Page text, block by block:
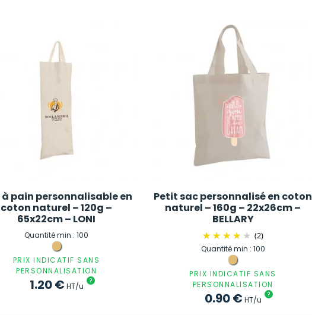
à pain personnalisable en
coton naturel – 120g –
65x22cm – LONI
Quantité min : 100
PRIX INDICATIF SANS
PERSONNALISATION
1.20€HT/u
?
Petit sac personnalisé en coton
naturel – 160g – 22x26cm –
BELLARY
(2)
Quantité min : 100
PRIX INDICATIF SANS
PERSONNALISATION
0.90€HT/u
?